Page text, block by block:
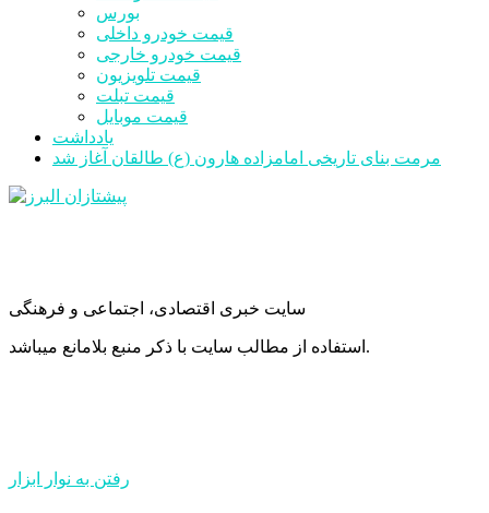
بورس
قیمت خودرو داخلی
قیمت خودرو خارجی
قیمت تلویزیون
قیمت تبلت
قیمت موبایل
یادداشت
مرمت بنای تاریخی امامزاده هارون (ع) طالقان آغاز شد
سایت خبری اقتصادی، اجتماعی و فرهنگی
استفاده از مطالب سایت با ذکر منبع بلامانع میباشد.
رفتن به نوار ابزار